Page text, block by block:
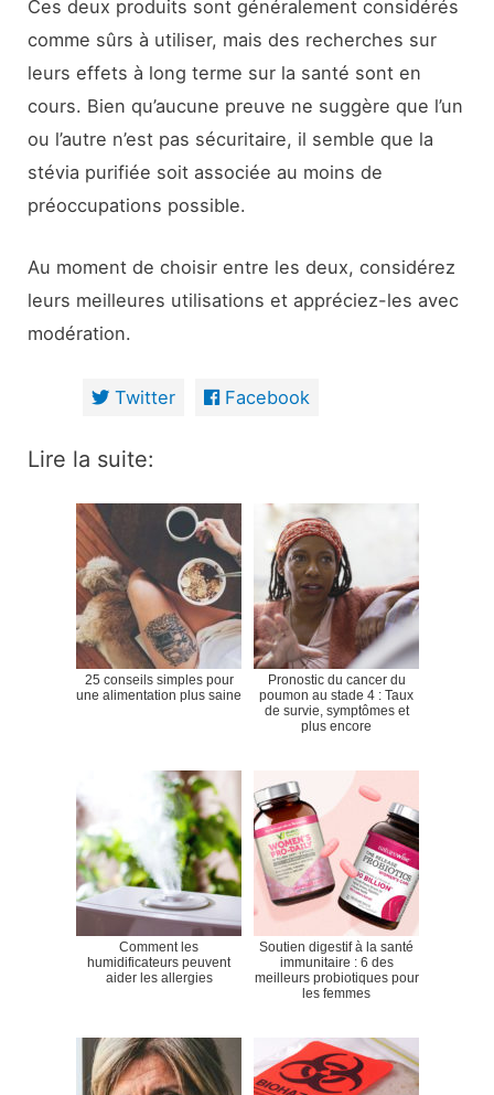
Ces deux produits sont généralement considérés
comme sûrs à utiliser, mais des recherches sur
leurs effets à long terme sur la santé sont en
cours. Bien qu’aucune preuve ne suggère que l’un
ou l’autre n’est pas sécuritaire, il semble que la
stévia purifiée soit associée au moins de
préoccupations possible.
Au moment de choisir entre les deux, considérez
leurs meilleures utilisations et appréciez-les avec
modération.
Twitter Facebook
Lire la suite:
25 conseils simples pour
une alimentation plus saine
Pronostic du cancer du
poumon au stade 4 : Taux
de survie, symptômes et
plus encore
Comment les
humidificateurs peuvent
aider les allergies
Soutien digestif à la santé
immunitaire : 6 des
meilleurs probiotiques pour
les femmes